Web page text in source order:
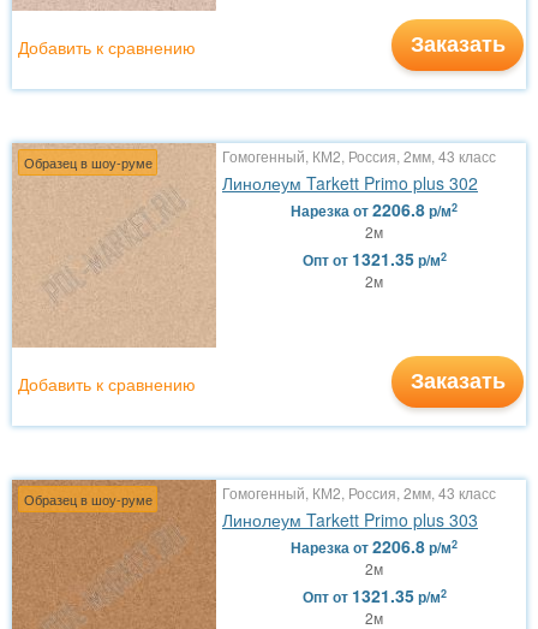
Заказать
Добавить к сравнению
Образец в шоу-руме Гомогенный, КМ2, Россия, 2мм, 43 класс
Линолеум Tarkett Primo plus 302
Нарезкаот2206.8р/м2
2м
Оптот 1321.35р/м2
2м
Заказать
Добавить к сравнению
Образец в шоу-руме Гомогенный, КМ2, Россия, 2мм, 43 класс
Линолеум Tarkett Primo plus 303
Нарезкаот2206.8р/м2
2м
Оптот 1321.35р/м2
2м